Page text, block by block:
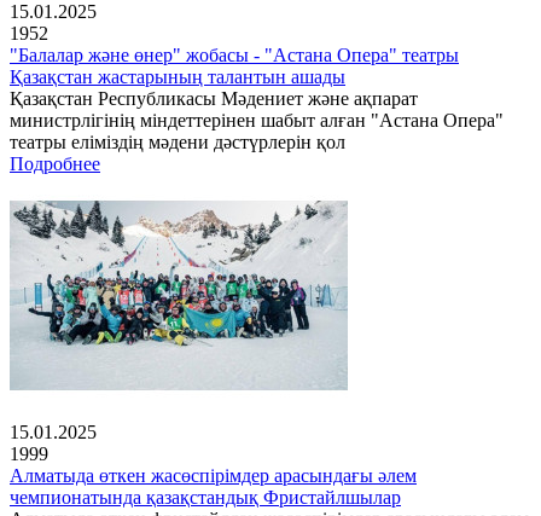
15.01.2025
1952
"Балалар және өнер" жобасы - "Астана Опера" театры
Қазақстан жастарының талантын ашады
Қазақстан Республикасы Мәдениет және ақпарат
министрлігінің міндеттерінен шабыт алған "Астана Опера"
театры еліміздің мәдени дәстүрлерін қол
Подробнее
15.01.2025
1999
Алматыда өткен жасөспірімдер арасындағы әлем
чемпионатында қазақстандық Фристайлшылар